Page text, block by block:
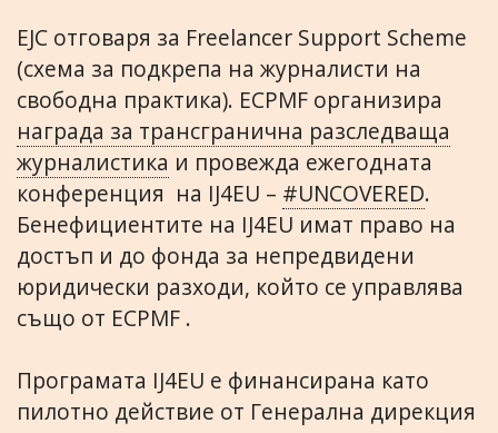
EJC отговаря за Freelancer Support Scheme
(схема за подкрепа на журналисти на
свободна практика). ECPMF организира
награда за трансгранична разследваща
журналистика и провежда ежегодната
конференция на IJ4EU – #UNCOVERED.
Бенефициентите на IJ4EU имат право на
достъп и до фонда за непредвидени
юридически разходи, който се управлява
също от ECPMF .
Програмата IJ4EU е финансирана като
пилотно действие от Генерална дирекция